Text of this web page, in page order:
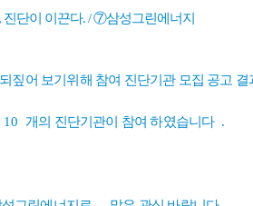
단이 이끈다. / ⑦삼성그린에너지
짚어 보기위해 참여 진단기관 모집 공고 결
10 개의 진단기관이 참여 하였습니다 .